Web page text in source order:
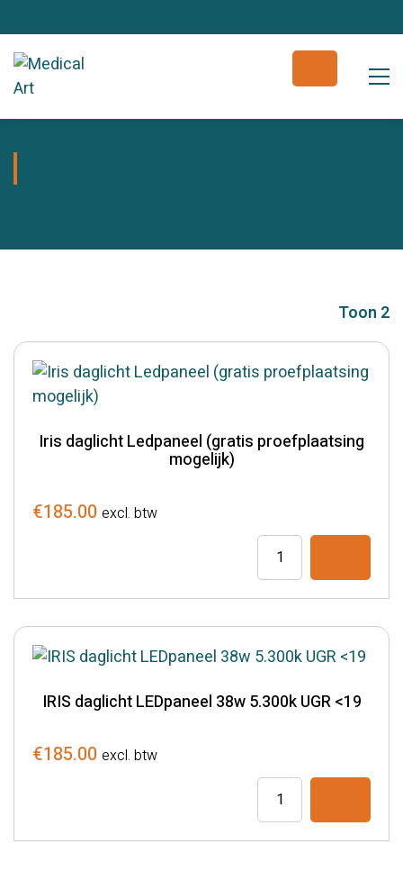
Toon 2
Iris daglicht Ledpaneel (gratis proefplaatsing
mogelijk)
€185.00 excl. btw
Iris
daglicht
Ledpaneel
proefplaatsing
mogelijk)
aantal
IRIS daglicht LEDpaneel 38w 5.300k UGR <19
€185.00 excl. btw
IRIS
daglicht
LEDpaneel